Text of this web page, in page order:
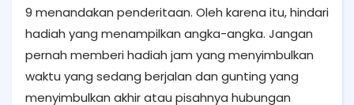
9 menandakan penderitaan. Oleh karena itu, hindari
hadiah yang menampilkan angka-angka. Jangan
pernah memberi hadiah jam yang menyimbulkan
waktu yang sedang berjalan dan gunting yang
menyimbulkan akhir atau pisahnya hubungan